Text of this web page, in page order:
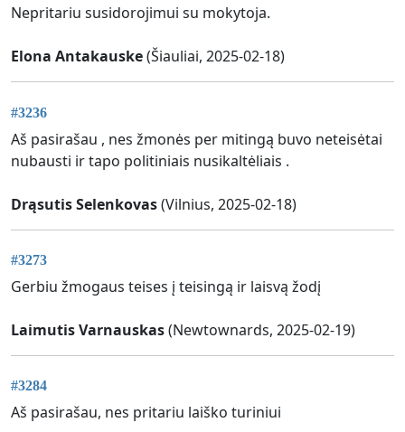
Nepritariu susidorojimui su mokytoja.
Elona Antakauske(Šiauliai, 2025-02-18)
#3236
Aš pasirašau , nes žmonės per mitingą buvo neteisėtai
nubausti ir tapo politiniais nusikaltėliais .
Drąsutis Selenkovas(Vilnius, 2025-02-18)
#3273
Gerbiu žmogaus teises į teisingą ir laisvą žodį
Laimutis Varnauskas(Newtownards, 2025-02-19)
#3284
Aš pasirašau, nes pritariu laiško turiniui